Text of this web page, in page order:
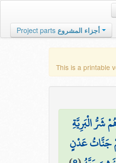
Project parts أجزاء المشروع
This is a printable
شَرُّ الْبَرِيَّةِ
جَنَّاتُ عَدْنٍ